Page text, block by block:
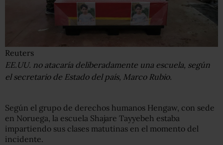
Reuters
EE.UU. no atacaría deliberadamente una escuela, según
el secretario de Estado del país, Marco Rubio.
Según el grupo de derechos humanos Hengaw, con sede
en Noruega, la escuela Shajare Tayyebeh estaba
impartiendo sus clases matutinas en el momento del
incidente.